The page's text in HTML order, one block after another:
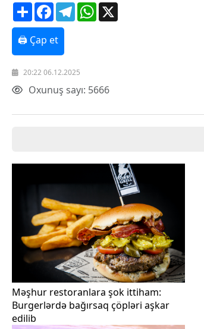
Sağlamlıq
Sosium
Mənəvi dəyərlər
Texnologiya
Əlaqə
Missiyamız
ShareFacebookTelegramWhatsApp
🖨 Çap et
20:22 06.12.2025
Oxunuş sayı: 5666
Məşhur restoranlara şok ittiham:
Burgerlərdə bağırsaq çöpləri aşkar
edilib